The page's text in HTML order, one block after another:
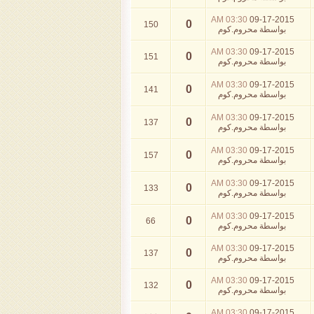
09-17-2015
03:30 AM
بواسطة محروم.كوم 0
150
09-17-2015
03:30 AM
بواسطة محروم.كوم 0
151
09-17-2015
03:30 AM
بواسطة محروم.كوم 0
141
09-17-2015
03:30 AM
بواسطة محروم.كوم 0
137
09-17-2015
03:30 AM
بواسطة محروم.كوم 0
157
09-17-2015
03:30 AM
بواسطة محروم.كوم 0
133
09-17-2015
03:30 AM
بواسطة محروم.كوم 0
66
09-17-2015
03:30 AM
بواسطة محروم.كوم 0
137
09-17-2015
03:30 AM
بواسطة محروم.كوم 0
132